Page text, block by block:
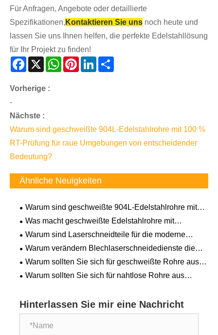
Für Anfragen, Angebote oder detaillierte
Spezifikationen, Kontaktieren Sie uns noch heute und
lassen Sie uns Ihnen helfen, die perfekte Edelstahllösung
für Ihr Projekt zu finden!
Facebook
X WhatsAppPinterestLinkedIn
Vorherige :
-
Nächste :
Warum sind geschweißte 904L-Edelstahlrohre mit 100 %
RT-Prüfung für raue Umgebungen von entscheidender
Bedeutung?
Ähnliche Neuigkeiten
Warum sind geschweißte 904L-Edelstahlrohre mit
100 % RT-Prüfung für raue Umgebungen von
entscheidender Bedeutung?
Was macht geschweißte Edelstahlrohre mit
besonders großem Durchmesser für moderne
Industriesysteme unverzichtbar?
Warum sind Laserschneidteile für die moderne
Fertigung unerlässlich?
Warum verändern Blechlaserschneidedienste die
moderne Fertigung?
Warum sollten Sie sich für geschweißte Rohre aus
legiertem Stahl für industrielle Anwendungen
entscheiden?
Warum sollten Sie sich für nahtlose Rohre aus
Hinterlassen Sie mir eine Nachricht